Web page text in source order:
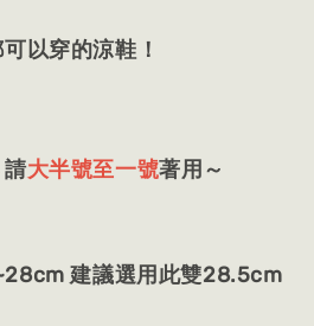
以穿的涼鞋！
請大半號至一號著用～
建議選用此雙28.5cm